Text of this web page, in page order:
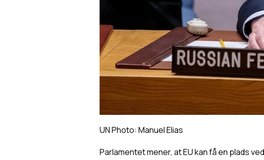
UN Photo: Manuel Elias
Parlamentet mener, at EU kan få en plads